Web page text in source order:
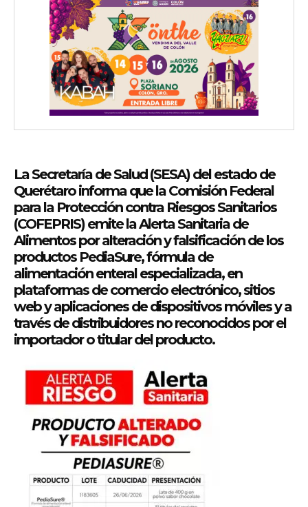
La Secretaría de Salud (SESA) del estado de
Querétaro informa que la Comisión Federal
para la Protección contra Riesgos Sanitarios
(COFEPRIS) emite la Alerta Sanitaria de
Alimentos por alteración y falsificación de los
productos PediaSure, fórmula de
alimentación enteral especializada, en
plataformas de comercio electrónico, sitios
web y aplicaciones de dispositivos móviles y a
través de distribuidores no reconocidos por el
importador o titular del producto.